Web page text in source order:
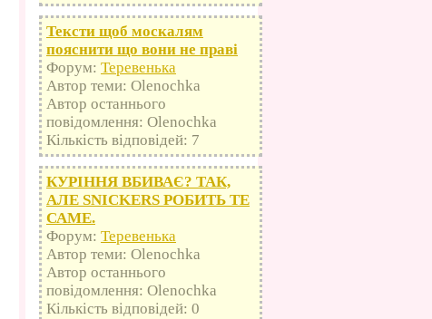
Тексти щоб москалям
пояснити що вони не праві
Форум: Теревенька
Автор теми: Olenochka
Автор останнього
повідомлення: Olenochka
Кількість відповідей: 7
КУРІННЯ ВБИВАЄ? ТАК,
АЛЕ SNICKERS РОБИТЬ ТЕ
САМЕ.
Форум: Теревенька
Автор теми: Olenochka
Автор останнього
повідомлення: Olenochka
Кількість відповідей: 0